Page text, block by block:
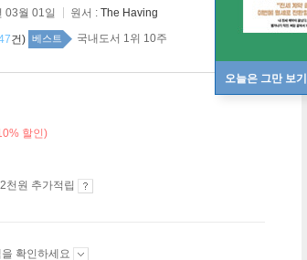
오늘은 그만 보기
03월 01일 원서 : The Having
건) 베스트 국내도서 1위 10주
할인)
천원 추가적립
확인하세요